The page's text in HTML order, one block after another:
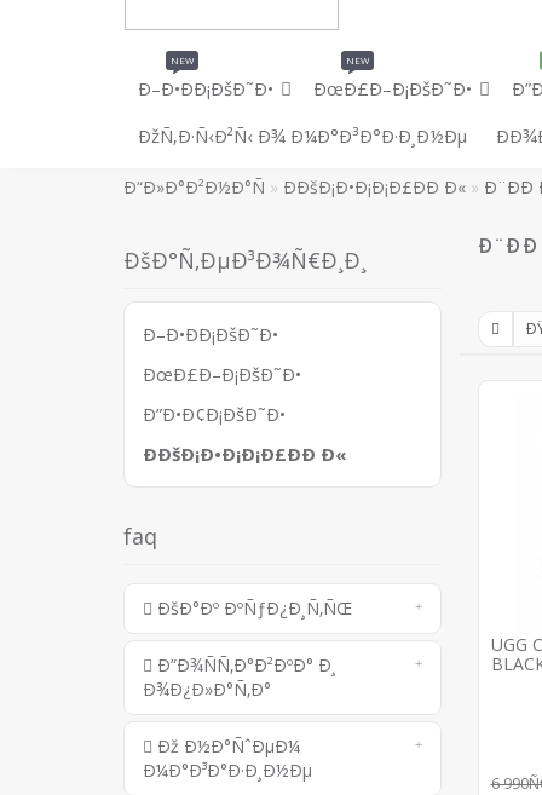
Ð–Ð•ÐÐ¡ÐšÐ˜Ð•
NEW
ÐœÐ£Ð–Ð¡ÐšÐ˜Ð•
NEW
ÐžÑ‚Ð·Ñ‹Ð²Ñ‹ Ð¾ Ð¼Ð°Ð³Ð°Ð·Ð¸Ð½Ðµ
Ð“Ð»Ð°Ð²Ð½Ð°Ñ ÐÐšÐ¡Ð•Ð¡Ð¡Ð£ÐÐ Ð« Ð¨ÐÐ
ÐšÐ°Ñ‚ÐµÐ³Ð¾Ñ€Ð¸Ð¸
Ð–Ð•ÐÐ¡ÐšÐ˜Ð•
ÐœÐ£Ð–Ð¡ÐšÐ˜Ð•
Ð”Ð•Ð¢Ð¡ÐšÐ˜Ð•
ÐÐšÐ¡Ð•Ð¡Ð¡Ð£ÐÐ Ð«
faq
ÐšÐ°Ðº ÐºÑƒÐ¿Ð¸Ñ‚ÑŒ
Ð”Ð¾ÑÑ‚Ð°Ð²ÐºÐ° Ð¸
Ð¾Ð¿Ð»Ð°Ñ‚Ð°
Ðž Ð½Ð°ÑˆÐµÐ¼
Ð¼Ð°Ð³Ð°Ð·Ð¸Ð½Ðµ
UGG
6